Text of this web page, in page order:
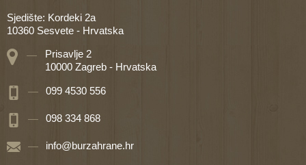
Sjedište: Kordeki 2a
10360 Sesvete - Hrvatska
Prisavlje 2
10000 Zagreb - Hrvatska
099 4530 556
098 334 868
info@burzahrane.hr